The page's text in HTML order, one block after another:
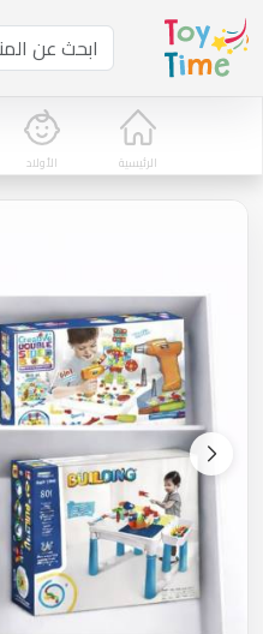
الرئيسية الأولاد